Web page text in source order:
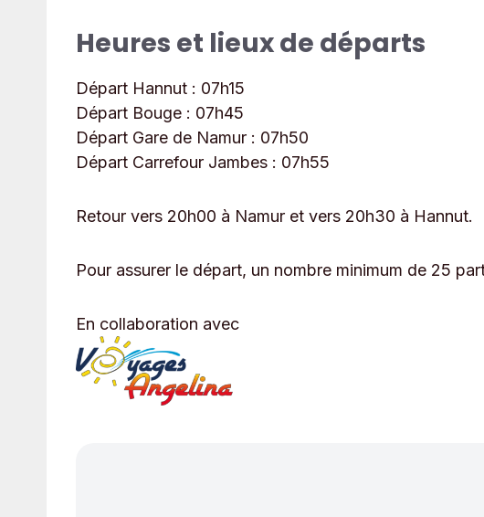
Heures et lieux de départs
Départ Hannut : 07h15
Départ Bouge : 07h45
Départ Gare de Namur : 07h50
Départ Carrefour Jambes : 07h55
Retour vers 20h00 à Namur et vers 20h30 à Hannut.
Pour assurer le départ, un nombre minimum de 25
En collaboration avec